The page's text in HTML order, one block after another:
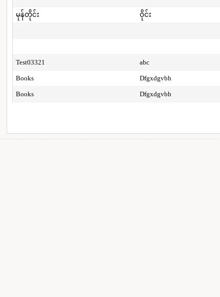
မုန်တိုင်း ဝိုင်း
Test03321 abc
Books Dfgxdgvbh
Books Dfgxdgvbh